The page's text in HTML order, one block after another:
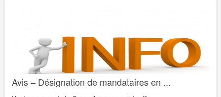
Avis – Désignation de mandataires en ...